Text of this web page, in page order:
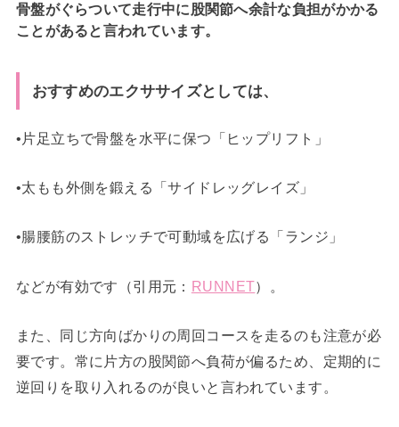
骨盤がぐらついて走行中に股関節へ余計な負担がかかる
ことがあると言われています。
おすすめのエクササイズとしては、
•片足立ちで骨盤を水平に保つ「ヒップリフト」
•太もも外側を鍛える「サイドレッグレイズ」
•腸腰筋のストレッチで可動域を広げる「ランジ」
などが有効です（引用元： RUNNET）。
また、同じ方向ばかりの周回コースを走るのも注意が必
要です。常に片方の股関節へ負荷が偏るため、定期的に
逆回りを取り入れるのが良いと言われています。